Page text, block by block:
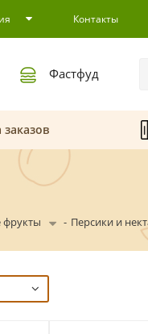
Контакты
Фастфуд
фрукты - Персики и